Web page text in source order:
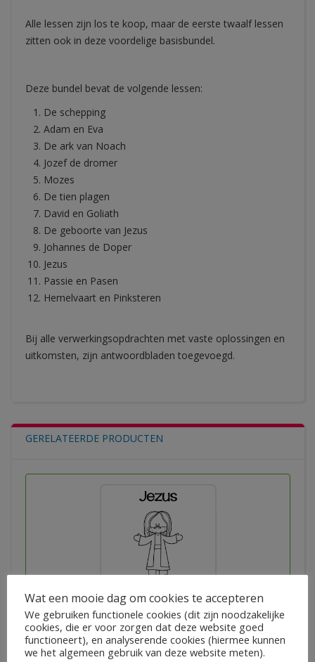
Alle lessen zijn los te koop, maar de eerste twaalf lessen
zitten ook in deze voordelige basisbundel.
Deze bundel bevat de volgende lessen:
De schepping
Adam en Eva
De ark van Noach
Jozef de dromer
Mozes
De tien plagen
David en Goliath
De geboorte van Jezus
Johannes de Doper
Jezus
Passie en Pasen
Hemelvaart en Pinksteren
Bij alle verwerkingsopdrachten met vaste oplossingen en
uitkomsten, zijn antwoordbladen toegevoegd.
GERELATEERDE PRODUCTEN
Niet te geloven – Jezus
€4,49
Wat een mooie dag om cookies te accepteren
We gebruiken functionele cookies (dit zijn noodzakelijke
cookies, die er voor zorgen dat deze website goed
functioneert), en analyserende cookies (hiermee kunnen
we het algemeen gebruik van deze website meten).